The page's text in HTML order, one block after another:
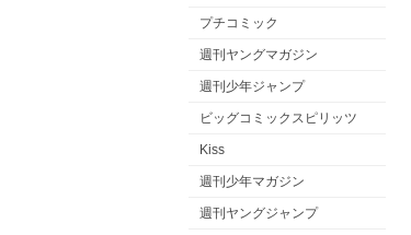
プチコミック
週刊ヤングマガジン
週刊少年ジャンプ
ビッグコミックスピリッツ
Kiss
週刊少年マガジン
週刊ヤングジャンプ